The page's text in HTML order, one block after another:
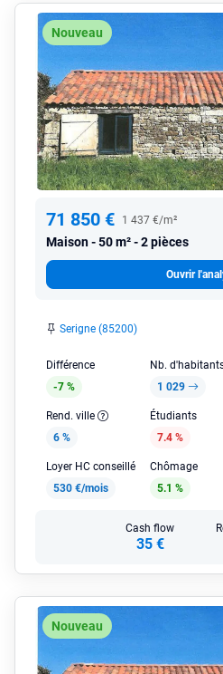
Nouveau
71 850 € 1 437 €/m²
Maison 50 m² - 2 pièces
Ouvrir
Serigne (85200)
Différence
-7 %
Nb.
1 029
Rend. ville
6 %
Étudiants
7.4 %
Loyer HC conseillé
530 €/mois
Chômage
5.1 %
Cash flow
35 €
Nouveau